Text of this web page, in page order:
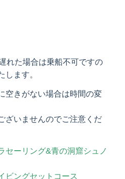
れた場合は乗船不可ですの
します。
空きがない場合は時間の変
ざいませんのでご注意くだ
ーリング&青の洞窟シュノ
ビングセットコース